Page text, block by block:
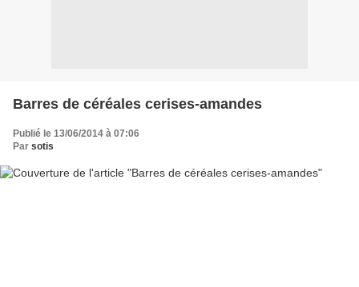
Barres de céréales cerises-amandes
Publié le 13/06/2014 à 07:06
Par sotis